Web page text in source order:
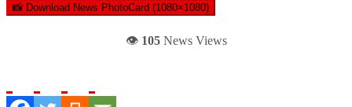
📸 Download News PhotoCard (1080×1080)
👁️ 105News Views